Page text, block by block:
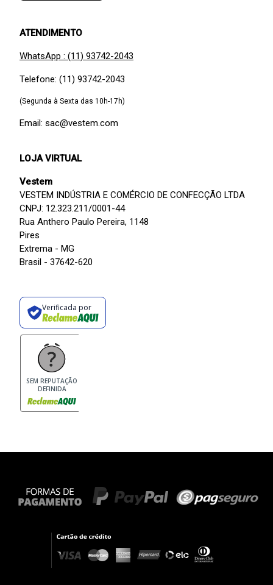
ATENDIMENTO
WhatsApp : (11) 93742-2043
Telefone: (11) 93742-2043
(Segunda à Sexta das 10h-17h)
Email: sac@vestem.com
LOJA VIRTUAL
Vestem
VESTEM INDÚSTRIA E COMÉRCIO DE CONFECÇÃO LTDA
CNPJ: 12.323.211/0001-44
Rua Anthero Paulo Pereira, 1148
Pires
Extrema - MG
Brasil - 37642-620
Verificada por
SEM REPUTAÇÃO
DEFINIDA